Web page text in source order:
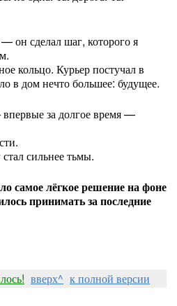
он сделал шаг, которого я
кольцо. Курьер постучал в
в дом нечто большее: будущее.
за долгое время —
сильнее тьмы.
самое лёгкое решение на фоне
принимать за последние
вверх^ к полной версии